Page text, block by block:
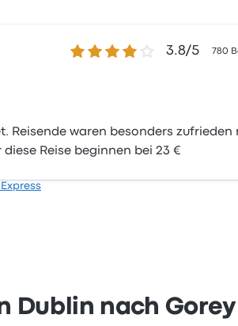
3.8 von 5 Sternen3.8/5 780
Reisende waren besonders zufrieden
Reise beginnen bei 23 €
Dublin nach Gorey